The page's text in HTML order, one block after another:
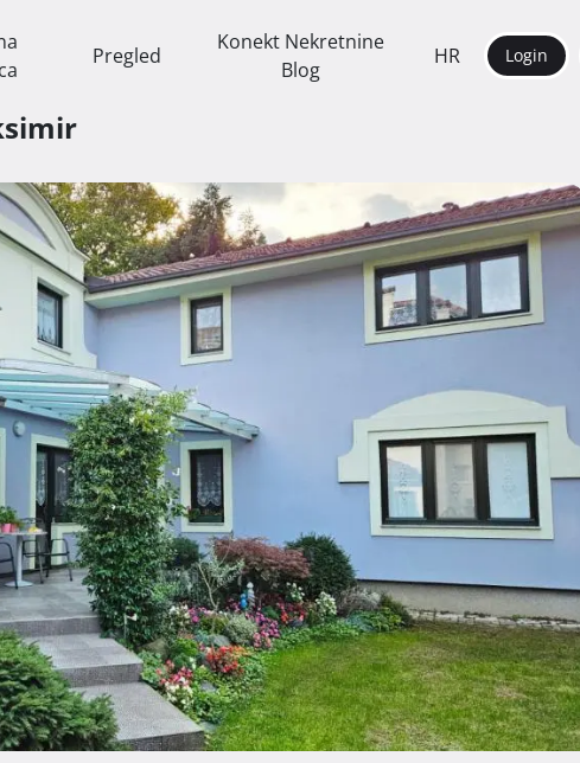
Pregled
Konekt Nekretnine
Blog
HR Login